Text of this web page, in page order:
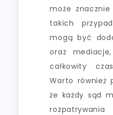
może znacznie
takich
mogą być
oraz
całkowity
Warto również
że każdy sąd